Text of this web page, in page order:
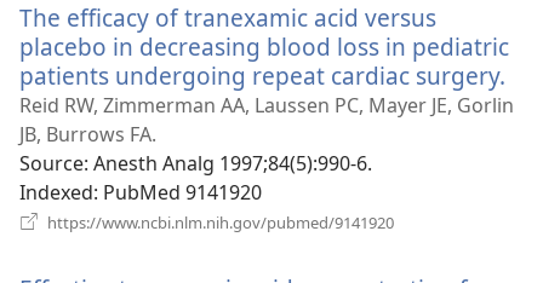
вікні)
The efficacy of tranexamic acid versus
placebo in decreasing blood loss in pediatric
patients undergoing repeat cardiac surgery.
у
Reid RW, Zimmerman AA, Laussen PC, Mayer JE, Gorlin
JB, Burrows FA.
Source‎: Anesth Analg 1997;84(5):990-6.
Indexed‎: PubMed 9141920
https://www.ncbi.nlm.nih.gov/pubmed/9141920